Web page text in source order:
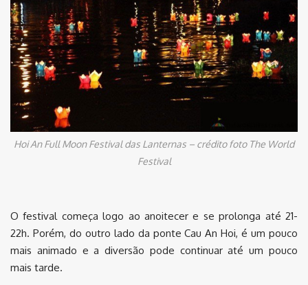
Hoi An Full Moon Festival das Lanternas – crédito foto The World
Festival
O festival começa logo ao anoitecer e se prolonga até 21-
22h. Porém, do outro lado da ponte Cau An Hoi, é um pouco
mais animado e a diversão pode continuar até um pouco
mais tarde.